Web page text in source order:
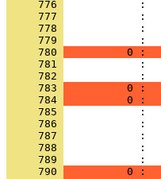
     776
     777
     778
     779
     780
0 :
     781
     782
     783
0 :
     784
0 :
     785
     786
     787
     788
     789
     790
0 :